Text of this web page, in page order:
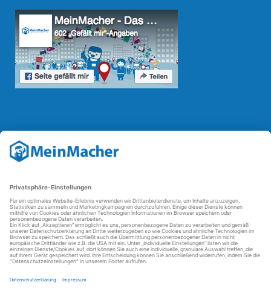
Reparatur Revolution
Mit derReparatur-Revolution
Reparaturbedingungen in Deutschland: Für Produkte, die sich gut
reparierenden Betriebe und des Reparatur-Know-hows in
Deutschland.
Weitere Informationen
FAQ - häufig gestellte Fragen
Partner werden
Über uns